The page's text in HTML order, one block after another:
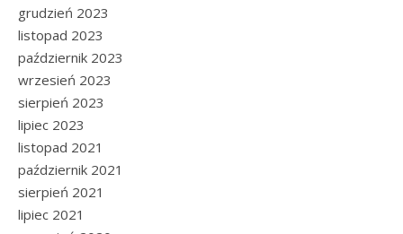
grudzień 2023
listopad 2023
październik 2023
wrzesień 2023
sierpień 2023
lipiec 2023
listopad 2021
październik 2021
sierpień 2021
lipiec 2021